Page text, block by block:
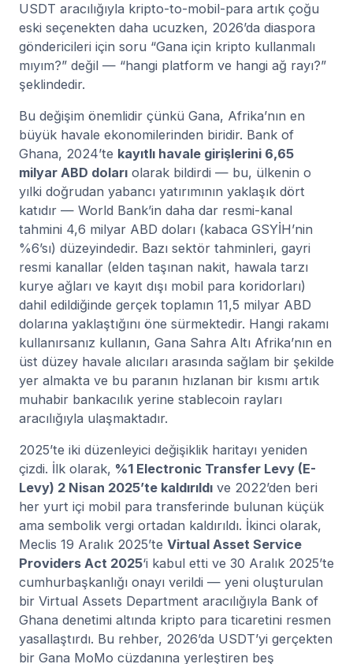
USDT aracılığıyla kripto-to-mobil-para artık çoğu
eski seçenekten daha ucuzken, 2026’da diaspora
göndericileri için soru “Gana için kripto kullanmalı
mıyım?” değil — “hangi platform ve hangi ağ rayı?”
şeklindedir.
Bu değişim önemlidir çünkü Gana, Afrika’nın en
büyük havale ekonomilerinden biridir. Bank of
Ghana, 2024’te kayıtlı havale girişlerini 6,65
milyar ABD doları olarak bildirdi — bu, ülkenin o
yılki doğrudan yabancı yatırımının yaklaşık dört
katıdır — World Bank’in daha dar resmi-kanal
tahmini 4,6 milyar ABD doları (kabaca GSYİH’nin
%6’sı) düzeyindedir. Bazı sektör tahminleri, gayri
resmi kanallar (elden taşınan nakit, hawala tarzı
kurye ağları ve kayıt dışı mobil para koridorları)
dahil edildiğinde gerçek toplamın 11,5 milyar ABD
dolarına yaklaştığını öne sürmektedir. Hangi rakamı
kullanırsanız kullanın, Gana Sahra Altı Afrika’nın en
üst düzey havale alıcıları arasında sağlam bir şekilde
yer almakta ve bu paranın hızlanan bir kısmı artık
muhabir bankacılık yerine stablecoin rayları
aracılığıyla ulaşmaktadır.
2025’te iki düzenleyici değişiklik haritayı yeniden
çizdi. İlk olarak, %1 Electronic Transfer Levy (E-
Levy) 2 Nisan 2025’te kaldırıldı ve 2022’den beri
her yurt içi mobil para transferinde bulunan küçük
ama sembolik vergi ortadan kaldırıldı. İkinci olarak,
Meclis 19 Aralık 2025’te Virtual Asset Service
Providers Act 2025‘i kabul etti ve 30 Aralık 2025’te
cumhurbaşkanlığı onayı verildi — yeni oluşturulan
bir Virtual Assets Department aracılığıyla Bank of
Ghana denetimi altında kripto para ticaretini resmen
yasallaştırdı. Bu rehber, 2026’da USDT’yi gerçekten
bir Gana MoMo cüzdanına yerleştiren beş